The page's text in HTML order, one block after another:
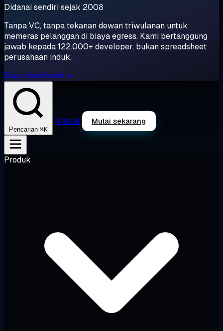
Didanai sendiri sejak 2008
Tanpa VC, tanpa tekanan dewan triwulanan untuk
memeras pelanggan di biaya egress. Kami bertanggung
jawab kepada 122.000+ developer, bukan spreadsheet
perusahaan induk.
Baca kisah kami →
Pencarian ⌘K
Masuk Mulai sekarang
Produk